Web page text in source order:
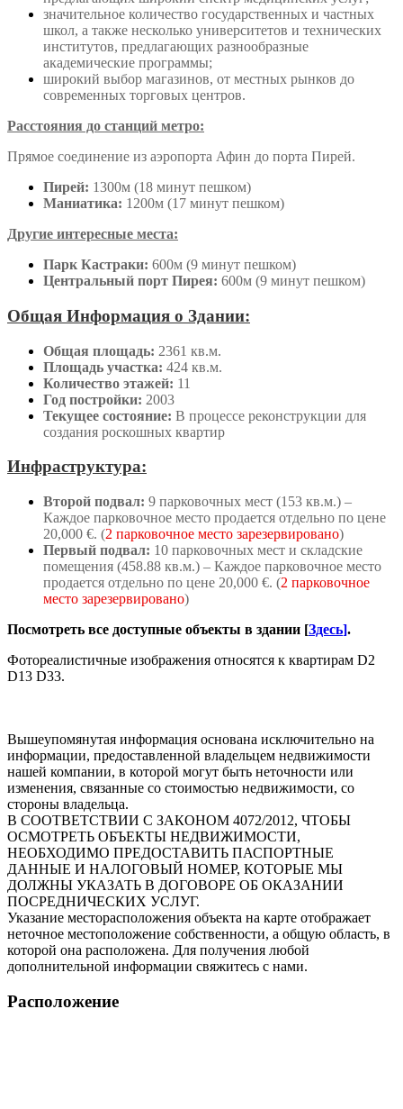
значительное количество государственных и частных
школ, а также несколько университетов и технических
институтов, предлагающих разнообразные
академические программы;
широкий выбор магазинов, от местных рынков до
современных торговых центров.
Расстояния до станций метро:
Прямое соединение из аэропорта Афин до порта Пирей.
Пирей: 1300м (18 минут пешком)
Маниатика: 1200м (17 минут пешком)
Другие интересные места:
Парк Кастраки: 600м (9 минут пешком)
Центральный порт Пирея: 600м (9 минут пешком)
Общая Информация о Здании:
Общая площадь: 2361 кв.м.
Площадь участка: 424 кв.м.
Количество этажей: 11
Год постройки: 2003
Текущее состояние: В процессе реконструкции для
создания роскошных квартир
Инфраструктура:
Второй подвал: 9 парковочных мест (153 кв.м.) –
Каждое парковочное место продается отдельно по цене
20,000 €. (2 парковочное место зарезервировано)
Первый подвал: 10 парковочных мест и складские
помещения (458.88 кв.м.) – Каждое парковочное место
продается отдельно по цене 20,000 €. (2 парковочное
место зарезервировано)
Посмотреть все доступные объекты в здании [Здесь].
Фотореалистичные изображения относятся к квартирам D2
D13 D33.
Вышеупомянутая информация основана исключительно на
информации, предоставленной владельцем недвижимости
нашей компании, в которой могут быть неточности или
изменения, связанные со стоимостью недвижимости, со
стороны владельца.
В СООТВЕТСТВИИ С ЗАКОНОМ 4072/2012, ЧТОБЫ
ОСМОТРЕТЬ ОБЪЕКТЫ НЕДВИЖИМОСТИ,
НЕОБХОДИМО ПРЕДОСТАВИТЬ ПАСПОРТНЫЕ
ДАННЫЕ И НАЛОГОВЫЙ НОМЕР, КОТОРЫЕ МЫ
ДОЛЖНЫ УКАЗАТЬ В ДОГОВОРЕ ОБ ОКАЗАНИИ
ПОСРЕДНИЧЕСКИХ УСЛУГ.
Указание месторасположения объекта на карте отображает
неточное местоположение собственности, а общую область, в
которой она расположена. Для получения любой
дополнительной информации свяжитесь с нами.
Расположение